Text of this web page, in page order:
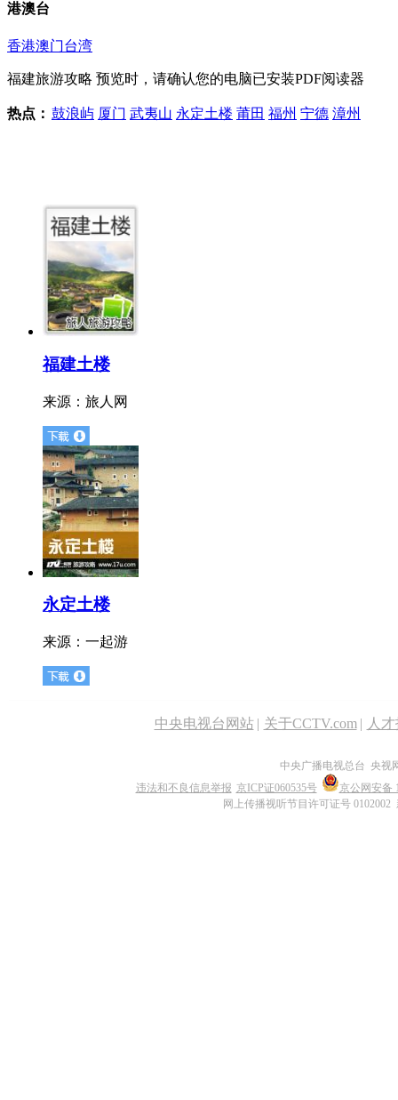
港澳台
香港澳门台湾
福建旅游攻略 预览时，请确认您的电脑已安装PDF阅读器
热点： 鼓浪屿 厦门 武夷山 永定土楼 莆田 福州 宁德 漳州
福建土楼
来源： 旅人网
永定土楼
来源： 一起游
中央电视台网站 | 关于CCTV.com | 人
中央广播电视总台 央视
违法和不良信息举报 京ICP证060535号
京公网安备
网上传播视听节目许可证号 0102002